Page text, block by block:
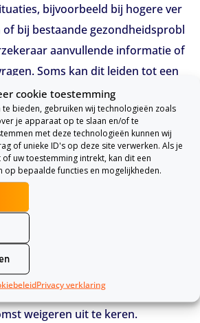
cookie toestemming
bieden, gebruiken wij technologieën zoals
je apparaat op te slaan en/of te
met deze technologieën kunnen wij
of unieke ID's op deze site verwerken. Als je
uw toestemming intrekt, kan dit een
op bepaalde functies en mogelijkheden.
Privacy verklaring
bijvoorbeeld bij hogere ver
bij bestaande gezondheidsprobl
aanvullende informatie of
Soms kan dit leiden tot een
dekking.
bij de gezondheidsvrag
vragen stellen over:
ziektes en aandoeningen
van deze vragen is verplich
informatie, dan kan de verze
weigeren uit te keren.